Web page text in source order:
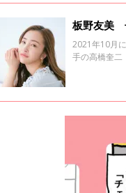
板野友美
2021年10月
手の高橋奎二